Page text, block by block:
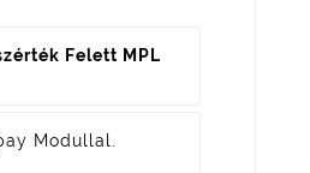
Felett MPL
Modullal.